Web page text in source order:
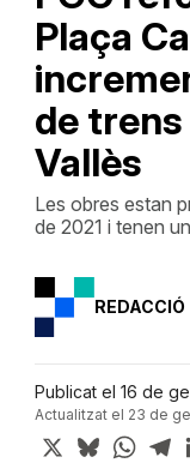
Plaça
de trens
Vallès
Les obres estan
de 2021 i tenen
REDACCIÓ
Publicat el 16 de
Actualitzat el 23 de
X Bluesky